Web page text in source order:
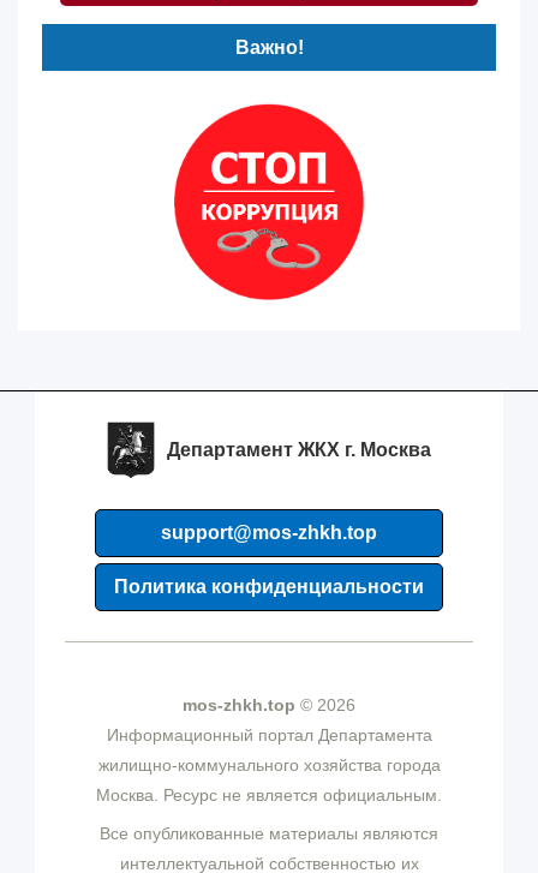
Важно!
Департамент ЖКХ г. Москва
support@mos-zhkh.top
Политика конфиденциальности
mos-zhkh.top © 2026
Информационный портал Департамента
жилищно-коммунального хозяйства города
Москва. Ресурс не является официальным.
Все опубликованные материалы являются
интеллектуальной собственностью их